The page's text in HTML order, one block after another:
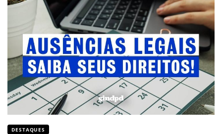
DESTAQUES